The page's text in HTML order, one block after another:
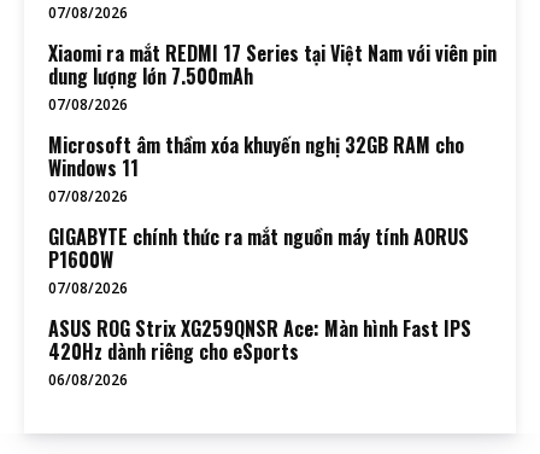
07/08/2026
Xiaomi ra mắt REDMI 17 Series tại Việt Nam với viên pin
dung lượng lớn 7.500mAh
07/08/2026
Microsoft âm thầm xóa khuyến nghị 32GB RAM cho
Windows 11
07/08/2026
GIGABYTE chính thức ra mắt nguồn máy tính AORUS
P1600W
07/08/2026
ASUS ROG Strix XG259QNSR Ace: Màn hình Fast IPS
420Hz dành riêng cho eSports
06/08/2026